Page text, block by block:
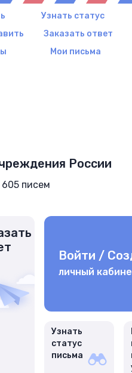
Узнать статус
Заказать ответ
Мои письма
России
писем
Войти /
личный
Узнать
статус
письма